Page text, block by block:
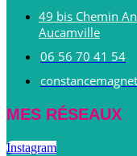
49 bis Chemin
Aucamville
06 56 70 41 54
MES RÉSEAUX
Instagram